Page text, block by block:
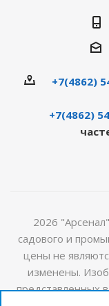
+7(4862)
+7(4862)
2026
садового и
цены не
изменены.
представленных в